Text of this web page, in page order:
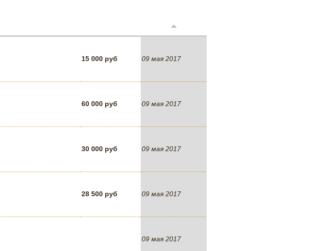
15 000 руб 09 мая 2017
60 000 руб 09 мая 2017
30 000 руб 09 мая 2017
28 500 руб 09 мая 2017
09 мая 2017